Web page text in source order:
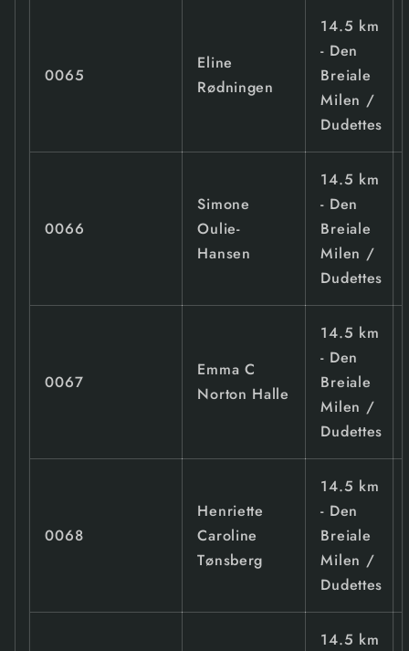
0065
Eline
Rødningen
14.5 km
- Den
Breiale
Milen /
Dudettes
0066
Simone
Oulie-
Hansen
14.5 km
- Den
Breiale
Milen /
Dudettes
0067
Emma C
Norton Halle
14.5 km
- Den
Breiale
Milen /
Dudettes
0068
Henriette
Caroline
Tønsberg
14.5 km
- Den
Breiale
Milen /
Dudettes
14.5 km